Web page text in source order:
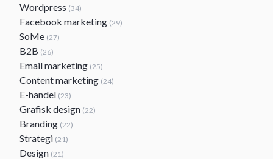
Wordpress (34)
Facebook marketing (29)
SoMe (27)
B2B (26)
Email marketing (25)
Content marketing (24)
E-handel (23)
Grafisk design (22)
Branding (22)
Strategi (21)
Design (21)